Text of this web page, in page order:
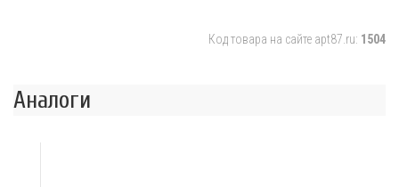
Код товара на сайте apt87.ru: 1504
Аналоги